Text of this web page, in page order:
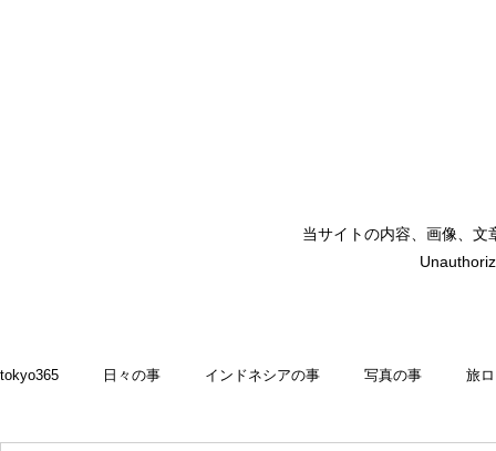
当サイトの内容、画像、
tokyo365 日々の事 インドネシアの事 写真の事 旅